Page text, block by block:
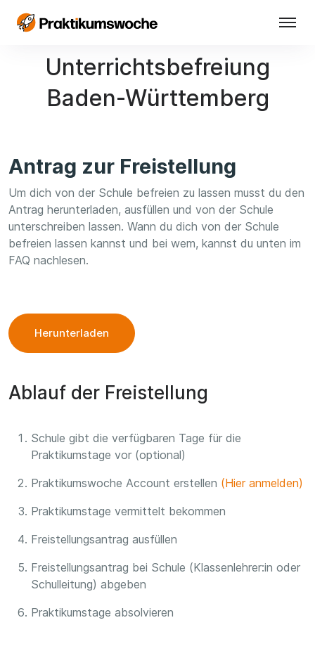
Unterrichtsbefreiung
Baden-Württemberg
Antrag zur Freistellung
Um dich von der Schule befreien zu lassen musst du den
Antrag herunterladen, ausfüllen und von der Schule
unterschreiben lassen. Wann du dich von der Schule
befreien lassen kannst und bei wem, kannst du unten im
FAQ nachlesen.
Herunterladen
Ablauf der Freistellung
Schule gibt die verfügbaren Tage für die
Praktikumstage vor (optional)
Praktikumswoche Account erstellen (Hier anmelden)
Praktikumstage vermittelt bekommen
Freistellungsantrag ausfüllen
Freistellungsantrag bei Schule (Klassenlehrer:in oder
Schulleitung) abgeben
Praktikumstage absolvieren